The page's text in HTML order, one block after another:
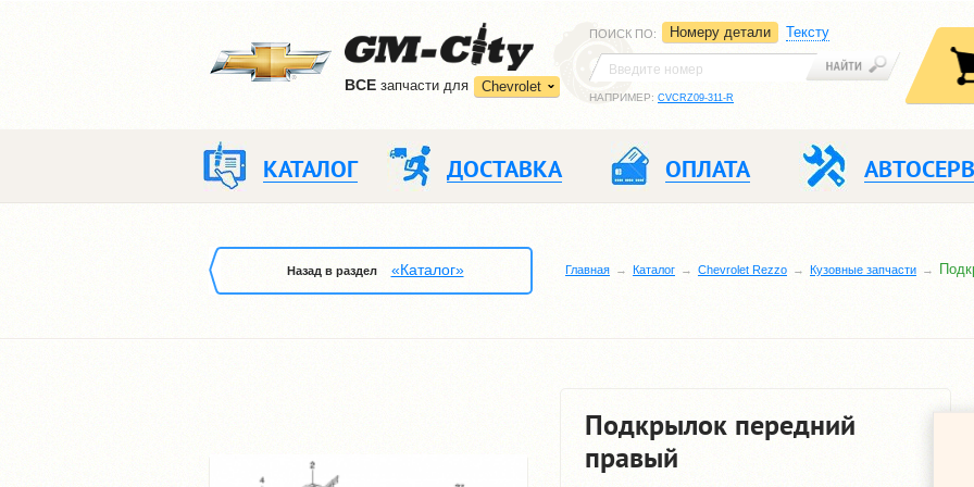
ВCE запчасти для Chevrolet
ПОИСК ПО: Номеру детали Тексту
НАПРИМЕР: CVCRZ09-311-R
КАТАЛОГ ДОСТАВКА ОПЛАТА
Назад в раздел «Каталог» Главная Каталог Chevrolet Rezzo Кузовные запчасти
Подкрылок передний
правый